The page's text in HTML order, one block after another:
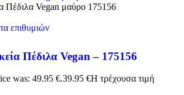
επιθυμιών
Πέδιλα Vegan – 175156
was: 49.95 €.39.95 €Η τρέχουσα τιμή